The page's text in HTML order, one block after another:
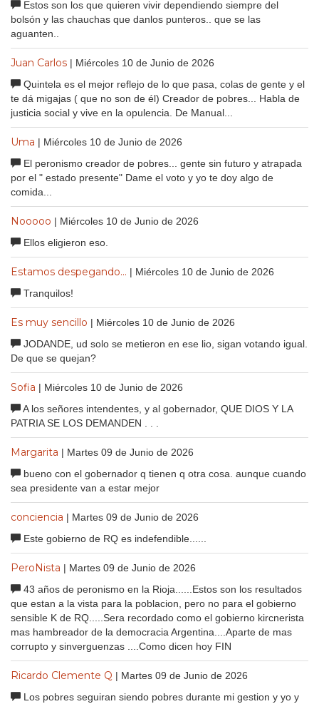
Estos son los que quieren vivir dependiendo siempre del
bolsón y las chauchas que danlos punteros.. que se las
aguanten..
Juan Carlos | Miércoles 10 de Junio de 2026
Quintela es el mejor reflejo de lo que pasa, colas de gente y el
te dá migajas ( que no son de él) Creador de pobres... Habla de
justicia social y vive en la opulencia. De Manual...
Uma | Miércoles 10 de Junio de 2026
El peronismo creador de pobres... gente sin futuro y atrapada
por el " estado presente" Dame el voto y yo te doy algo de
comida...
Nooooo | Miércoles 10 de Junio de 2026
Ellos eligieron eso.
Estamos despegando... | Miércoles 10 de Junio de 2026
Tranquilos!
Es muy sencillo | Miércoles 10 de Junio de 2026
JODANDE, ud solo se metieron en ese lio, sigan votando igual.
De que se quejan?
Sofia | Miércoles 10 de Junio de 2026
A los señores intendentes, y al gobernador, QUE DIOS Y LA
PATRIA SE LOS DEMANDEN . . .
Margarita | Martes 09 de Junio de 2026
bueno con el gobernador q tienen q otra cosa. aunque cuando
sea presidente van a estar mejor
conciencia | Martes 09 de Junio de 2026
Este gobierno de RQ es indefendible......
PeroNista | Martes 09 de Junio de 2026
43 años de peronismo en la Rioja......Estos son los resultados
que estan a la vista para la poblacion, pero no para el gobierno
sensible K de RQ.....Sera recordado como el gobierno kircnerista
mas hambreador de la democracia Argentina....Aparte de mas
corrupto y sinverguenzas ....Como dicen hoy FIN
Ricardo Clemente Q | Martes 09 de Junio de 2026
Los pobres seguiran siendo pobres durante mi gestion y yo y